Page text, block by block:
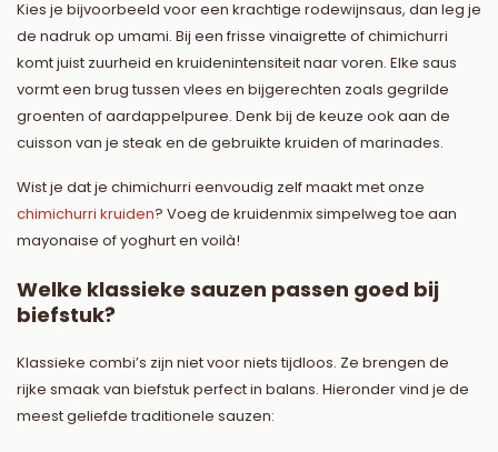
Kies je bijvoorbeeld voor een krachtige rodewijnsaus, dan leg je
de nadruk op umami. Bij een frisse vinaigrette of chimichurri
komt juist zuurheid en kruidenintensiteit naar voren. Elke saus
vormt een brug tussen vlees en bijgerechten zoals gegrilde
groenten of aardappelpuree. Denk bij de keuze ook aan de
cuisson van je steak en de gebruikte kruiden of marinades.
Wist je dat je chimichurri eenvoudig zelf maakt met onze
chimichurri kruiden? Voeg de kruidenmix simpelweg toe aan
mayonaise of yoghurt en voilà!
Welke klassieke sauzen passen goed bij
biefstuk?
Klassieke combi’s zijn niet voor niets tijdloos. Ze brengen de
rijke smaak van biefstuk perfect in balans. Hieronder vind je de
meest geliefde traditionele sauzen: